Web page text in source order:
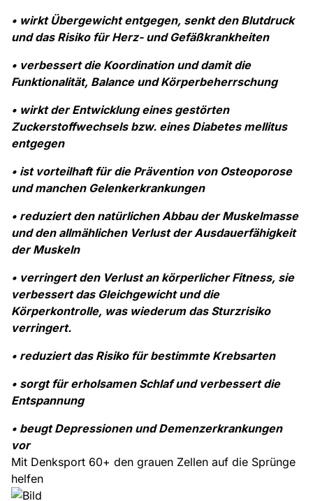
• wirkt Übergewicht entgegen, senkt den Blutdruck
und das Risiko für Herz- und Gefäßkrankheiten
• verbessert die Koordination und damit die
Funktionalität, Balance und Körperbeherrschung
• wirkt der Entwicklung eines gestörten
Zuckerstoffwechsels bzw. eines Diabetes mellitus
entgegen
• ist vorteilhaft für die Prävention von Osteoporose
und manchen Gelenkerkrankungen
• reduziert den natürlichen Abbau der Muskelmasse
und den allmählichen Verlust der Ausdauerfähigkeit
der Muskeln
• verringert den Verlust an körperlicher Fitness, sie
verbessert das Gleichgewicht und die
Körperkontrolle, was wiederum das Sturzrisiko
verringert.
• reduziert das Risiko für bestimmte Krebsarten
• sorgt für erholsamen Schlaf und verbessert die
Entspannung
• beugt Depressionen und Demenzerkrankungen
vor
Mit Denksport 60+ den grauen Zellen auf die Sprünge
helfen